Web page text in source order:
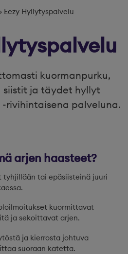
Eezy Hyllytyspalvelu
kuormanpurku,
siistit ja täydet hyllyt
-rivihintaisena palveluna.
arjen haasteet?
tyhjillään tai epäsiisteinä juuri
kuormittavat
ja sekoittavat arjen.
ja kierrosta johtuva
suoraan katetta.